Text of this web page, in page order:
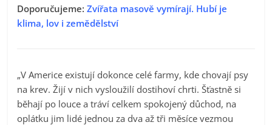
Doporučujeme:Zvířata masově vymírají. Hubí je
klima, lov i zemědělství
„V Americe existují dokonce celé farmy, kde chovají psy
na krev. Žijí v nich vysloužilí dostihoví chrti. Šťastně si
běhají po louce a tráví celkem spokojený důchod, na
oplátku jim lidé jednou za dva až tři měsíce vezmou